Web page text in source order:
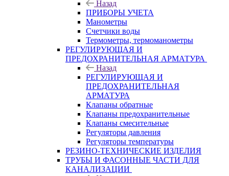
Назад
ПРИБОРЫ УЧЕТА
Манометры
Счетчики воды
Термометры, термоманометры
РЕГУЛИРУЮЩАЯ И
ПРЕДОХРАНИТЕЛЬНАЯ АРМАТУРА
Назад
РЕГУЛИРУЮЩАЯ И
ПРЕДОХРАНИТЕЛЬНАЯ
АРМАТУРА
Клапаны обратные
Клапаны предохранительные
Клапаны смесительные
Регуляторы давления
Регуляторы температуры
РЕЗИНО-ТЕХНИЧЕСКИЕ ИЗДЕЛИЯ
ТРУБЫ И ФАСОННЫЕ ЧАСТИ ДЛЯ
КАНАЛИЗАЦИИ